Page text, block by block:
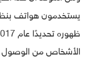
يستخدمون هواتف
الأشخاص من الوصول